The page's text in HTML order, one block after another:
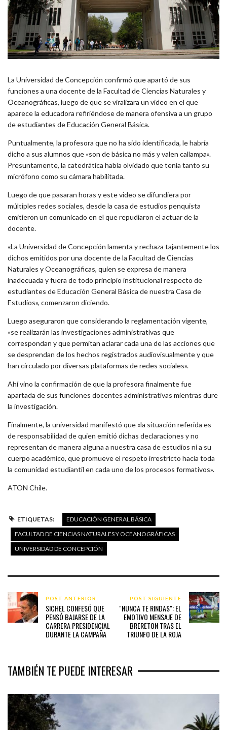
La Universidad de Concepción confirmó que apartó de sus
funciones a una docente de la Facultad de Ciencias Naturales y
Oceanográficas, luego de que se viralizara un video en el que
aparece la educadora refiriéndose de manera ofensiva a un grupo
de estudiantes de Educación General Básica.
Puntualmente, la profesora que no ha sido identificada, le habría
dicho a sus alumnos que «son de básica no más y valen callampa».
Presuntamente, la catedrática había olvidado que tenía tanto su
micrófono como su cámara habilitada.
Luego de que pasaran horas y este video se difundiera por
múltiples redes sociales, desde la casa de estudios penquista
emitieron un comunicado en el que repudiaron el actuar de la
docente.
«La Universidad de Concepción lamenta y rechaza tajantemente los
dichos emitidos por una docente de la Facultad de Ciencias
Naturales y Oceanográficas, quien se expresa de manera
inadecuada y fuera de todo principio institucional respecto de
estudiantes de Educación General Básica de nuestra Casa de
Estudios», comenzaron diciendo.
Luego aseguraron que considerando la reglamentación vigente,
«se realizarán las investigaciones administrativas que
correspondan y que permitan aclarar cada una de las acciones que
se desprendan de los hechos registrados audiovisualmente y que
han circulado por diversas plataformas de redes sociales».
Ahí vino la confirmación de que la profesora finalmente fue
apartada de sus funciones docentes administrativas mientras dure
la investigación.
Finalmente, la universidad manifestó que «la situación referida es
de responsabilidad de quien emitió dichas declaraciones y no
representan de manera alguna a nuestra casa de estudios ni a su
cuerpo académico, que promueve el respeto irrestricto hacia toda
la comunidad estudiantil en cada uno de los procesos formativos».
ATON Chile.
ETIQUETAS:
EDUCACIÓN GENERAL BÁSICA
FACULTAD DE CIENCIAS NATURALES Y OCEANOGRÁFICAS
UNIVERSIDAD DE CONCEPCIÓN
POST ANTERIOR
SICHEL CONFESÓ QUE
PENSÓ BAJARSE DE LA
CARRERA PRESIDENCIAL
DURANTE LA CAMPAÑA
POST SIGUIENTE
"NUNCA TE RINDAS": EL
EMOTIVO MENSAJE DE
BRERETON TRAS EL
TRIUNFO DE LA ROJA
TAMBIÉN TE PUEDE INTERESAR